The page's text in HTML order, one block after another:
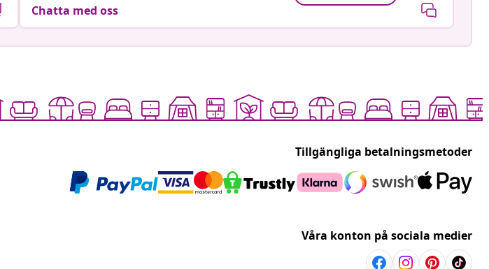
Chatta med oss
Tillgängliga betalningsmetoder
Våra konton på sociala medier